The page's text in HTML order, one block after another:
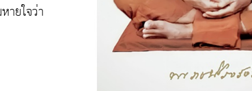
ยใจว่า